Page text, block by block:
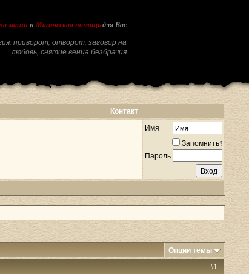
магии и Магическая помощь для Вас
приворот, отворот, заговор на
любовь, снятие венца безбрачия
Контакт
Имя
Запомнить?
Пароль
Опции темы
#1